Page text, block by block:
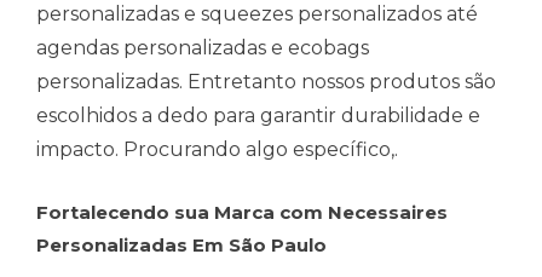
personalizadas e squeezes personalizados até
agendas personalizadas e ecobags
personalizadas. Entretanto nossos produtos são
escolhidos a dedo para garantir durabilidade e
impacto. Procurando algo específico,.
Fortalecendo sua Marca com Necessaires
Personalizadas Em São Paulo